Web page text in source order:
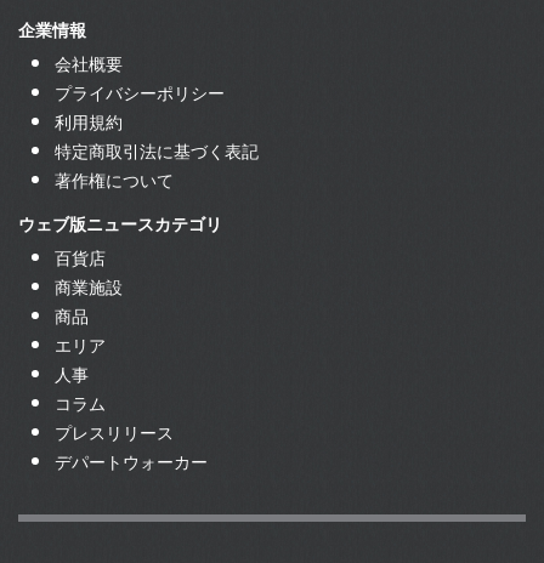
企業情報
会社概要
プライバシーポリシー
利用規約
特定商取引法に基づく表記
著作権について
ウェブ版ニュースカテゴリ
百貨店
商業施設
商品
エリア
人事
コラム
プレスリリース
デパートウォーカー